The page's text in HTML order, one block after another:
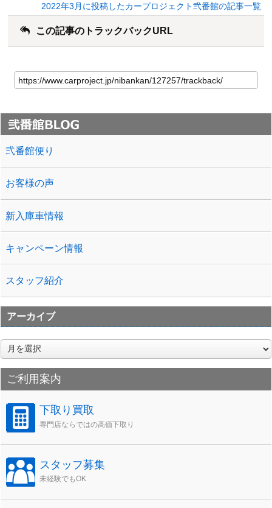
2022年3月に投稿したカープロジェクト弐番館の記事一覧
この記事のトラックバックURL
弐番館便り
お客様の声
新入庫車情報
キャンペーン情報
スタッフ紹介
アーカイブ
ア
ー
カ
イ
ブ
ご利用案内
下取り買取
専門店ならではの高価下取り
スタッフ募集
未経験でもOK